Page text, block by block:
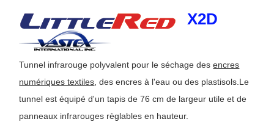
X2D
Tunnel infrarouge polyvalent pour le séchage desencres
numériques textiles , des encres à l'eau ou des plastisols. Le
tunnel est équipé d'un tapis de 76 cm de largeur utile et de
panneaux infrarouges règlables en hauteur.